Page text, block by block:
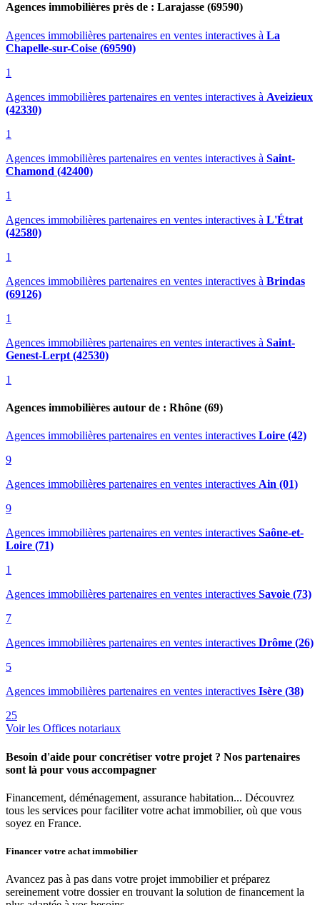
Agences immobilières près de : Larajasse (69590)
Agences immobilières partenaires en ventes interactives à La
Chapelle-sur-Coise (69590)
1
Agences immobilières partenaires en ventes interactives à Aveizieux
(42330)
1
Agences immobilières partenaires en ventes interactives à Saint-
Chamond (42400)
1
Agences immobilières partenaires en ventes interactives à L'Étrat
(42580)
1
Agences immobilières partenaires en ventes interactives à Brindas
(69126)
1
Agences immobilières partenaires en ventes interactives à Saint-
Genest-Lerpt (42530)
1
Agences immobilières autour de : Rhône (69)
Agences immobilières partenaires en ventes interactives Loire (42)
9
Agences immobilières partenaires en ventes interactives Ain (01)
9
Agences immobilières partenaires en ventes interactives Saône-et-
Loire (71)
1
Agences immobilières partenaires en ventes interactives Savoie (73)
7
Agences immobilières partenaires en ventes interactives Drôme (26)
5
Agences immobilières partenaires en ventes interactives Isère (38)
25
Voir les Offices notariaux
Besoin d'aide pour concrétiser votre projet ? Nos partenaires
sont là pour vous accompagner
Financement, déménagement, assurance habitation... Découvrez
tous les services pour faciliter votre achat immobilier, où que vous
soyez en France.
Financer votre achat immobilier
Avancez pas à pas dans votre projet immobilier et préparez
sereinement votre dossier en trouvant la solution de financement la